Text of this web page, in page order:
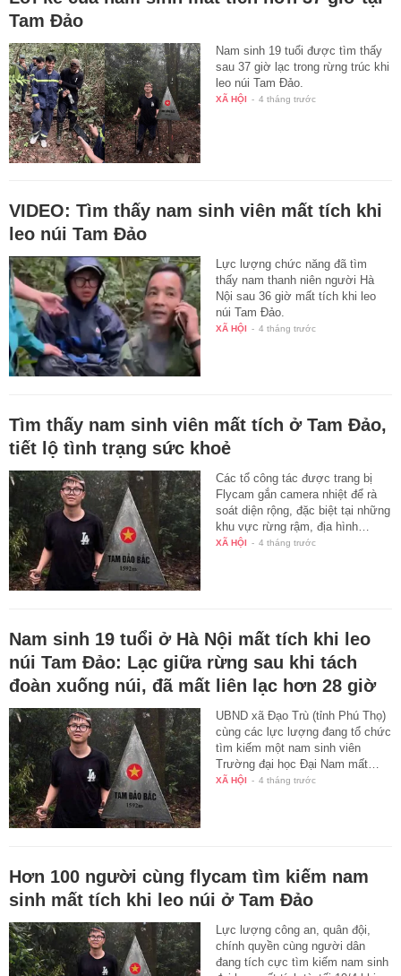
Tam Đảo
Nam sinh 19 tuổi được tìm thấy
sau 37 giờ lạc trong rừng trúc khi
leo núi Tam Đảo.
XÃ HỘI - 4 tháng trước
VIDEO: Tìm thấy nam sinh viên mất tích khi
leo núi Tam Đảo
Lực lượng chức năng đã tìm
thấy nam thanh niên người Hà
Nội sau 36 giờ mất tích khi leo
núi Tam Đảo.
XÃ HỘI - 4 tháng trước
Tìm thấy nam sinh viên mất tích ở Tam Đảo,
tiết lộ tình trạng sức khoẻ
Các tổ công tác được trang bị
Flycam gắn camera nhiệt để rà
soát diện rộng, đặc biệt tại những
khu vực rừng rậm, địa hình…
XÃ HỘI - 4 tháng trước
Nam sinh 19 tuổi ở Hà Nội mất tích khi leo
núi Tam Đảo: Lạc giữa rừng sau khi tách
đoàn xuống núi, đã mất liên lạc hơn 28 giờ
UBND xã Đạo Trù (tỉnh Phú Thọ)
cùng các lực lượng đang tổ chức
tìm kiếm một nam sinh viên
Trường đại học Đại Nam mất…
XÃ HỘI - 4 tháng trước
Hơn 100 người cùng flycam tìm kiếm nam
sinh mất tích khi leo núi ở Tam Đảo
Lực lượng công an, quân đội,
chính quyền cùng người dân
đang tích cực tìm kiếm nam sinh